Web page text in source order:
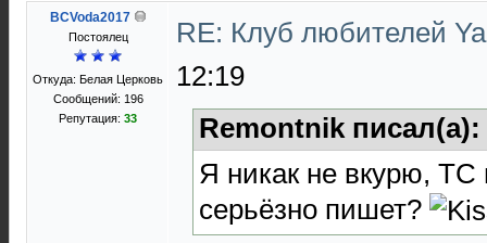
BCVoda2017
Постоялец
Откуда: Белая Церковь
Сообщений: 196
Репутация: 33
RE: Клуб любителей
12:19
Remontnik писал(а):
Я никак не вкурю, ТС
серьёзно пишет?